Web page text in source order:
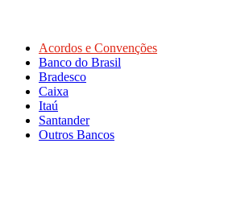
Acordos e Convenções
Banco do Brasil
Bradesco
Caixa
Itaú
Santander
Outros Bancos